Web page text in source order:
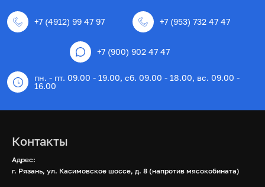
+7 (4912) 99 47 97 +7 (953) 732 47 47
+7 (900) 902 47 47
пн. - пт. 09.00 - 19.00, сб. 09.00 - 18.00, вс. 09.00 -
16.00
Контакты
Адрес:
г. Рязань, ул. Касимовское шоссе, д. 8 (напротив мясокобината)